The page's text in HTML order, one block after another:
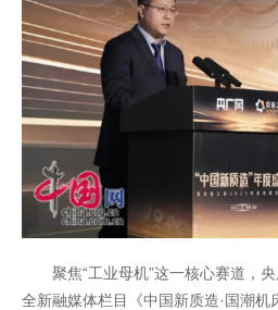
聚焦“工业母机”这一核心赛道，央
全新融媒体栏目《中国新质造·国潮